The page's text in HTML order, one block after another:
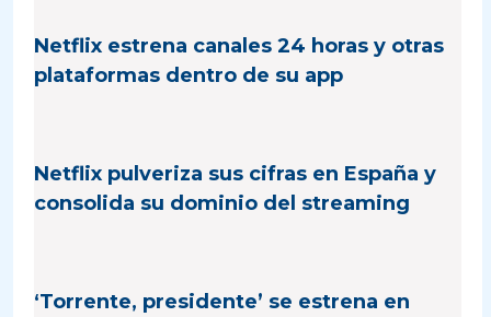
Netflix estrena canales 24 horas y otras
plataformas dentro de su app
Netflix pulveriza sus cifras en España y
consolida su dominio del streaming
‘Torrente, presidente’ se estrena en